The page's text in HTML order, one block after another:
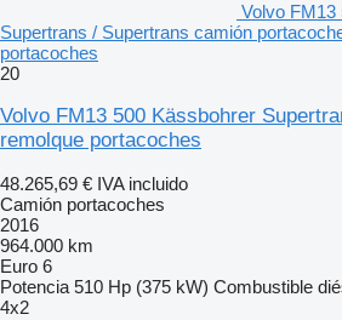
Volvo FM13
Supertrans / Supertrans camión
portacoches
20
Volvo FM13 500 Kässbohrer
remolque portacoches
48.265,69 € IVA incluido
Camión portacoches
2016
964.000 km
Euro 6
Potencia 510 Hp (375 kW) Combustible
4x2